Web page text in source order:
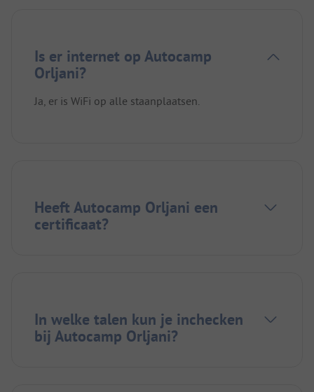
Is er internet op Autocamp
Orljani?
Ja, er is WiFi op alle staanplaatsen.
Heeft Autocamp Orljani een
certificaat?
In welke talen kun je inchecken
bij Autocamp Orljani?